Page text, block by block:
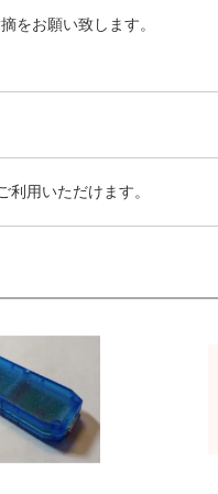
をお願い致します。
用いただけます。